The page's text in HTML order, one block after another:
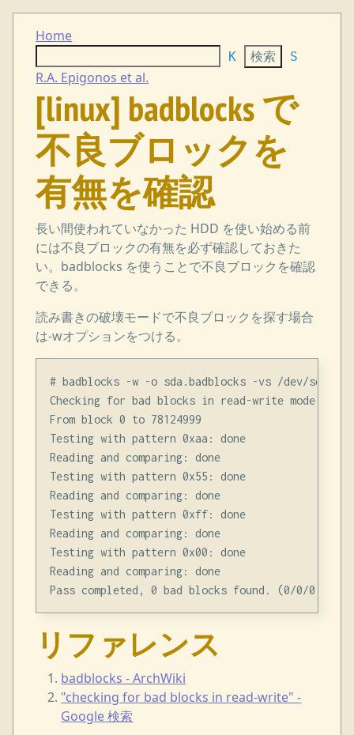
Home
K S
R.A. Epigonos et al.
[linux] badblocks で
不良ブロックを
有無を確認
長い間使われていなかった HDD を使い始める前
には不良ブロックの有無を必ず確認しておきた
い。badblocks を使うことで不良ブロックを確認
できる。
読み書きの破壊モードで不良ブロックを探す場合
は-wオプションをつける。
# badblocks -w -o sda.badblocks -vs /dev/sda
Checking for bad blocks in read-write mode
From block 0 to 78124999
Testing with pattern 0xaa: done
Reading and comparing: done
Testing with pattern 0x55: done
Reading and comparing: done
Testing with pattern 0xff: done
Reading and comparing: done
Testing with pattern 0x00: done
Reading and comparing: done
リファレンス
badblocks - ArchWiki
"checking for bad blocks in read-write" -
Google 検索